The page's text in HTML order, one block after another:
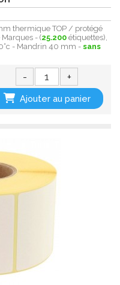
thermique TOP / protégé
- (25.200 étiquettes),
- Mandrin 40 mm - sans
- +
Ajouter au panier